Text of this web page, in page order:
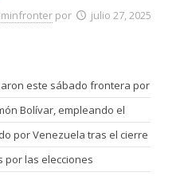
por julio 27, 2025
este sábado frontera por
Bolívar, empleando el
por Venezuela tras el cierre
por las elecciones